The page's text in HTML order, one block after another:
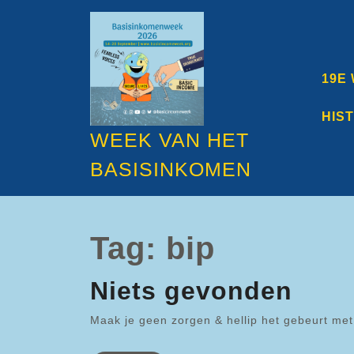
WEEK VAN HET
BASISINKOMEN
19E
Tag: bip
Niets gevonden
Maak je geen zorgen & hellip het gebeurt